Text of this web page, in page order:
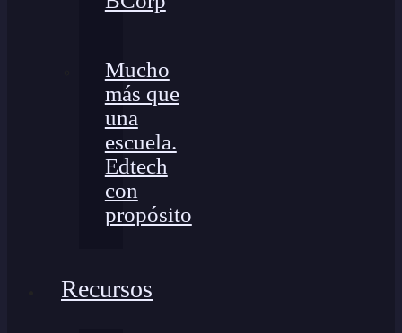
Mucho
más que
una
escuela.
Edtech
con
propósito
Recursos